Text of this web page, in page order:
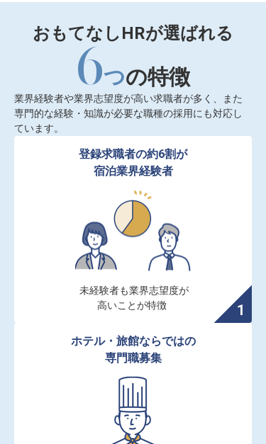
おもてなしHRが選ばれる
6つの特徴
業界経験者や業界志望度が高い求職者が多く、また
専門的な経験・知識が必要な職種の採用にも対応し
ています。
登録求職者の約6割が
宿泊業界経験者
未経験者も業界志望度が
高いことが特徴
ホテル・旅館ならではの
専門職募集